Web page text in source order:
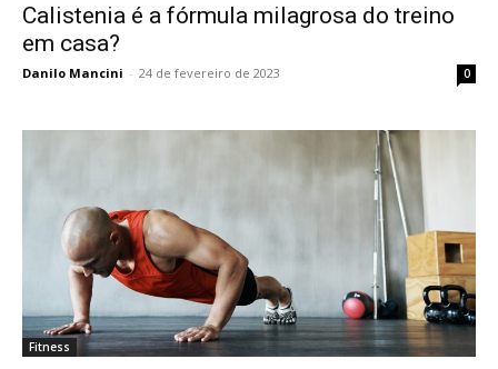
Calistenia é a fórmula milagrosa do treino
em casa?
Danilo Mancini - 24 de fevereiro de 2023 0
Fitness